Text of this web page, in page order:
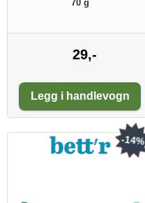
70 g
29,-
Legg i handlevogn
-14%